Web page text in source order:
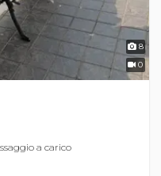
8
0
a carico